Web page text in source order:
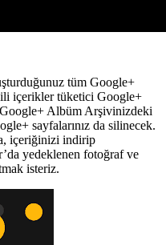
tüm Google+
içerikler tüketici Google+
Google+ Albüm Arşivinizdeki
sayfalarınız da silinecek.
içeriğinizi indirip
yedeklenen fotoğraf ve
isteriz.